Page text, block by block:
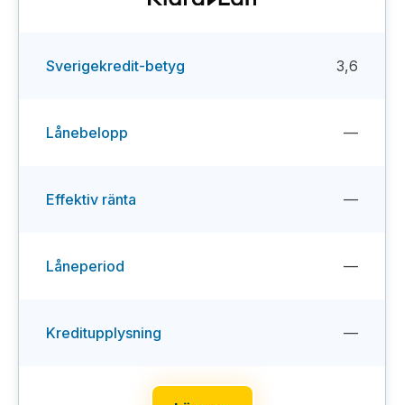
Sverigekredit-betyg 3,6
Lånebelopp —
Effektiv ränta —
Låneperiod —
Kreditupplysning —